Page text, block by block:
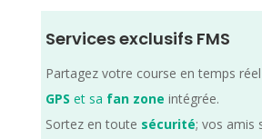
Services exclusifs FMS
Partagez votre course en temps
GPS et sa fan zone intégrée.
Sortez en toute sécurité; vos amis